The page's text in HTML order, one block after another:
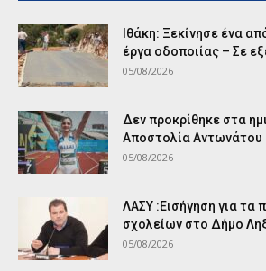
Ιθάκη: Ξεκίνησε ένα
έργα οδοποιίας – Σε
05/08/2026
Δεν προκρίθηκε στα
Αποστολία Αντωνάτου
05/08/2026
ΛΑΣΥ :Εισήγηση για τα
σχολείων στο Δήμο
05/08/2026